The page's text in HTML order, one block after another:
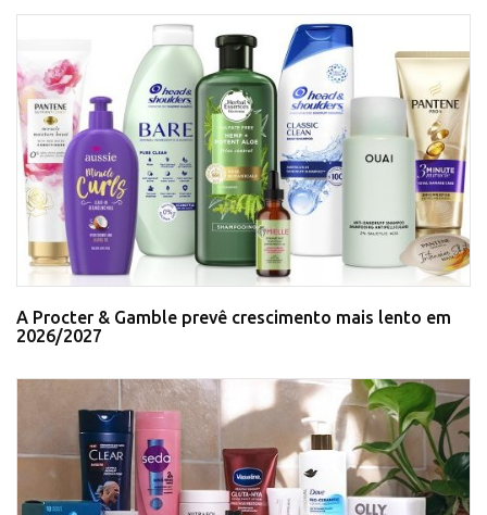
A Procter & Gamble prevê crescimento mais lento em
2026/2027